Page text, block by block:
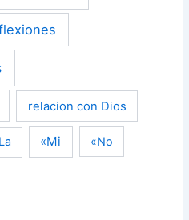
relacion con Dios
«Mi «No